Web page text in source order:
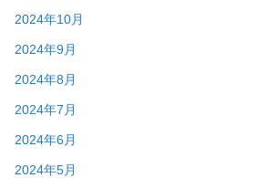
2024年10月
2024年9月
2024年8月
2024年7月
2024年6月
2024年5月